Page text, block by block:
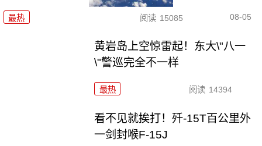
最热 阅读 15085 08-05
黄岩岛上空惊雷起！东大\"八一
\"警巡完全不一样
最热 阅读 14394
看不见就挨打！歼-15T百公里外
一剑封喉F-15J